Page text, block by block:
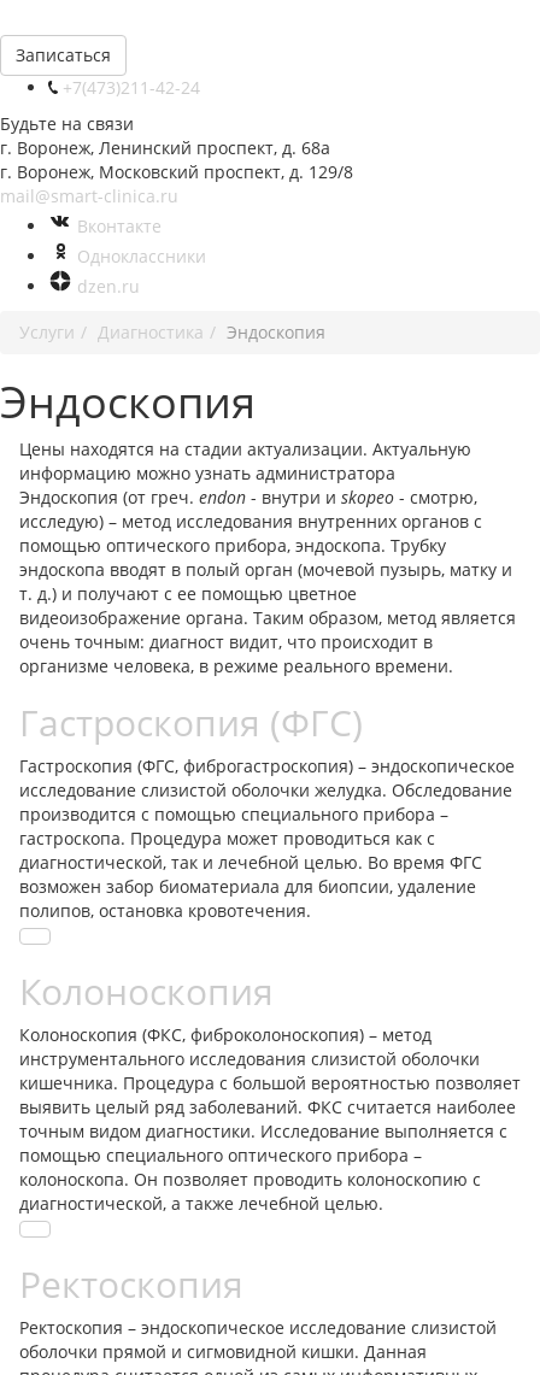
Записаться
+7(473)211-42-24
Будьте на связи
г. Воронеж, Ленинский проспект, д. 68а
г. Воронеж, Московский проспект, д. 129/8
mail@smart-clinica.ru
Вконтакте
Одноклассники
dzen.ru
Услуги
Диагностика Эндоскопия
Эндоскопия
Цены находятся на стадии актуализации. Актуальную
информацию можно узнать администратора
Эндоскопия (от греч. endon - внутри и skopeo - смотрю,
исследую) – метод исследования внутренних органов с
помощью оптического прибора, эндоскопа. Трубку
эндоскопа вводят в полый орган (мочевой пузырь, матку и
т. д.) и получают с ее помощью цветное
видеоизображение органа. Таким образом, метод является
очень точным: диагност видит, что происходит в
организме человека, в режиме реального времени.
Гастроскопия (ФГС)
Гастроскопия (ФГС, фиброгастроскопия) – эндоскопическое
исследование слизистой оболочки желудка. Обследование
производится с помощью специального прибора –
гастроскопа. Процедура может проводиться как с
диагностической, так и лечебной целью. Во время ФГС
возможен забор биоматериала для биопсии, удаление
полипов, остановка кровотечения.
Колоноскопия
Колоноскопия (ФКС, фиброколоноскопия) – метод
инструментального исследования слизистой оболочки
кишечника. Процедура с большой вероятностью позволяет
выявить целый ряд заболеваний. ФКС считается наиболее
точным видом диагностики. Исследование выполняется с
помощью специального оптического прибора –
колоноскопа. Он позволяет проводить колоноскопию с
диагностической, а также лечебной целью.
Ректоскопия
Ректоскопия – эндоскопическое исследование слизистой
оболочки прямой и сигмовидной кишки. Данная